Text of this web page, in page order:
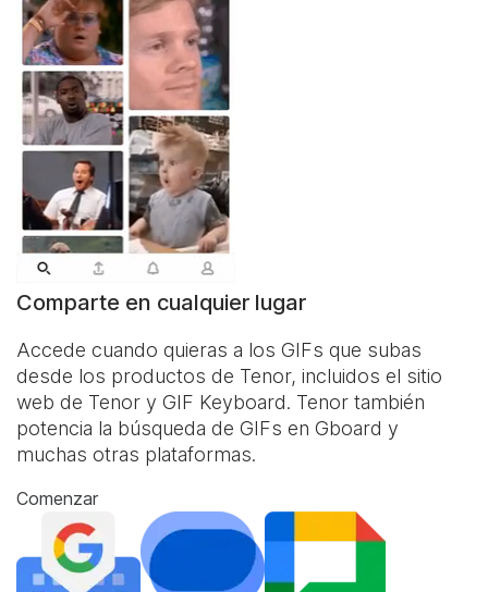
Comparte en cualquier lugar
Accede cuando quieras a los GIFs que subas
desde los productos de Tenor, incluidos el sitio
web de Tenor y GIF Keyboard. Tenor también
potencia la búsqueda de GIFs en Gboard y
muchas otras plataformas.
Comenzar